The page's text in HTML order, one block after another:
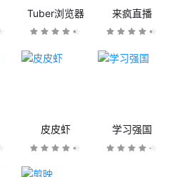
Tuber浏览器 来疯直播
皮皮虾 学习强国